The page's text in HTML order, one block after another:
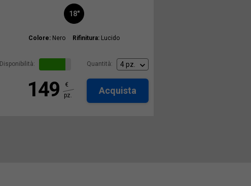
18"
Colore: Nero Rifinitura: Lucido
Disponibilità: Quantità:
149
€
pz.
Acquista